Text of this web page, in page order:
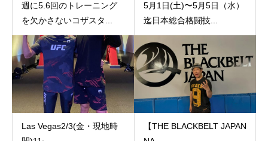
週に5.6回のトレーニング
を欠かさないコザスタ...
5月1日(土)〜5月5日（水）
迄日本総合格闘技...
Las Vegas2/3(金・現地時
【THE BLACKBELT JAPAN